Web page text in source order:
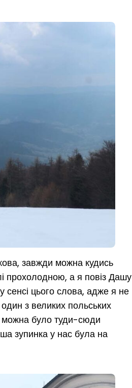
завжди можна кудись
прохолодною, а я повіз Дашу
цього слова, адже я не
з великих польських
можна було туди-сюди
зупинка у нас була на